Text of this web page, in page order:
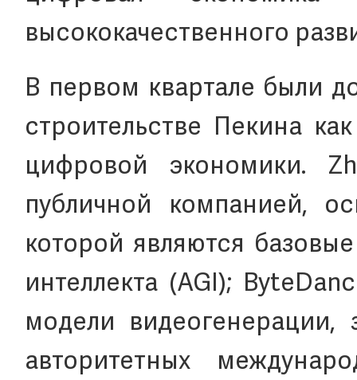
высококачественного
В первом квартале были
строительстве Пекина
цифровой экономики.
публичной компанией,
которой являются
интеллекта (AGI);
модели
авторитетных